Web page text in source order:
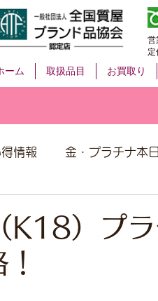
営
定
ーム 取扱品目 お買取り
情報 金・プラチナ本
K18）プ